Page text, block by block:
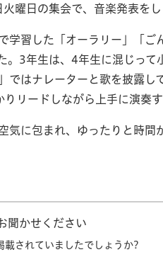
曜日の集会で、音楽発表をし
学習した「オーラリー」「ご
。3年生は、4年生に混じっ
ではナレーターと歌を披露し
リードしながら上手に演奏
に包まれ、ゆったりと時間
聞かせください
載されていましたでしょうか?